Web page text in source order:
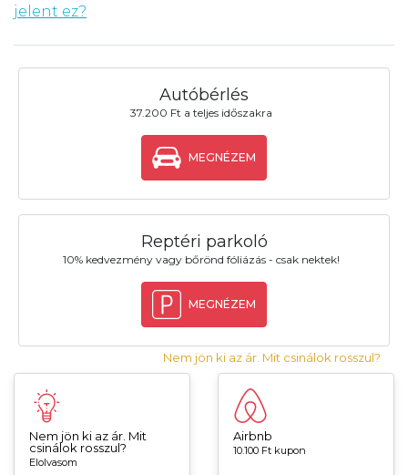
jelent ez?
Autóbérlés
37.200 Ft a teljes időszakra
MEGNÉZEM
Reptéri parkoló
10% kedvezmény vagy bőrönd fóliázás - csak nektek!
MEGNÉZEM
Nem jön ki az ár. Mit csinálok rosszul?
Nem jön ki az ár. Mit
csinálok rosszul?
Elolvasom
Airbnb
10.100 Ft kupon